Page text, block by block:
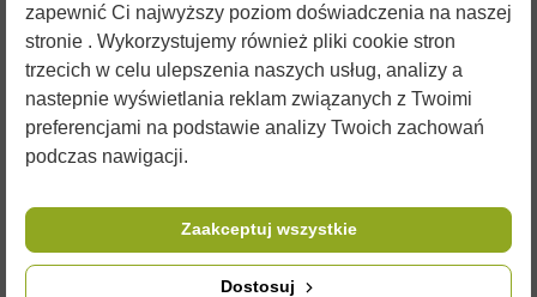
OPIS
Opakowanie zawiera 20 sztuk.
wymiary: 10,5 cm x 14,8 cm
zapewnić Ci najwyższy poziom doświadczenia na naszej
stronie . Wykorzystujemy również pliki cookie stron
trzecich w celu ulepszenia naszych usług, analizy a
nastepnie wyświetlania reklam związanych z Twoimi
preferencjami na podstawie analizy Twoich zachowań
podczas nawigacji.
Dostosuj
Zaakceptuj wszystkie